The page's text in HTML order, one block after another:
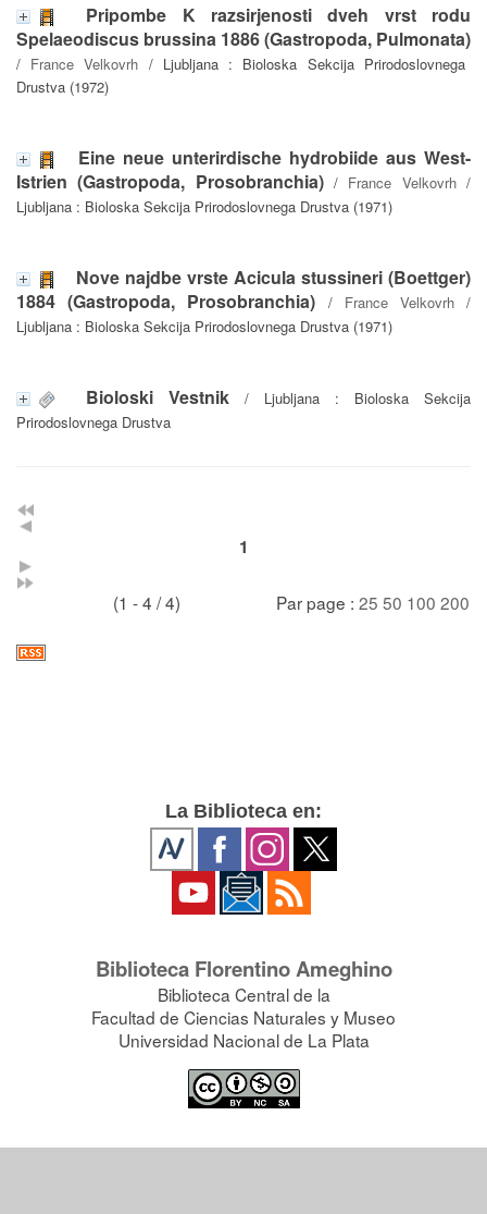
Pripombe K razsirjenosti dveh vrst rodu
Spelaeodiscus brussina 1886 (Gastropoda, Pulmonata)
/ France Velkovrh / Ljubljana : Bioloska Sekcija Prirodoslovnega
Drustva (1972)
Eine neue unterirdische hydrobiide aus West-
Istrien (Gastropoda, Prosobranchia)/ France Velkovrh/
Ljubljana : Bioloska Sekcija Prirodoslovnega Drustva (1971)
Nove najdbe vrste Acicula stussineri (Boettger)
1884 (Gastropoda, Prosobranchia) / France Velkovrh/
Ljubljana : Bioloska Sekcija Prirodoslovnega Drustva (1971)
Bioloski Vestnik / Ljubljana : Bioloska Sekcija
Prirodoslovnega Drustva
1
(1 - 4 / 4) Par page : 25 50 100 200
La Biblioteca en:
Biblioteca Florentino Ameghino
Biblioteca Central de la
Facultad de Ciencias Naturales y Museo
Universidad Nacional de La Plata